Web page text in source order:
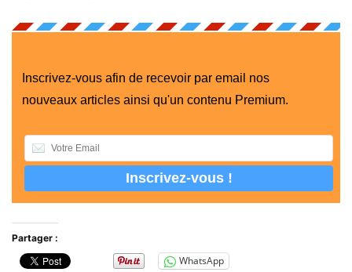
Inscrivez-vous afin de recevoir par email nos
nouveaux articles ainsi qu'un contenu Premium.
Partager :
WhatsApp